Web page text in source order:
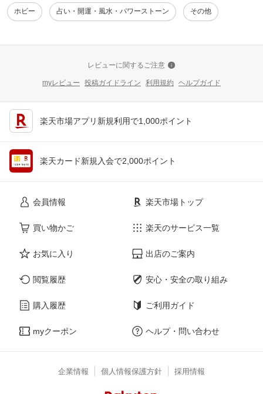
ホビー 占い・開運・風水・パワーストーン その他
レビューに関するご注意
myレビュー 投稿ガイドライン 利用規約 ヘルプガイド
楽天市場アプリ新規利用で1,000ポイント
楽天カード新規入会で2,000ポイント
会員情報
買い物かご
お気に入り
閲覧履歴
購入履歴
myクーポン
楽天市場トップ
楽天のサービス一覧
出店のご案内
安心・安全の取り組み
ご利用ガイド
ヘルプ・問い合わせ
企業情報 個人情報保護方針 採用情報